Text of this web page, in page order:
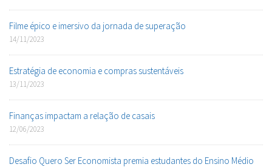
Filme épico e imersivo da jornada de superação
14/11/2023
Estratégia de economia e compras sustentáveis
13/11/2023
Finanças impactam a relação de casais
12/06/2023
Desafio Quero Ser Economista premia estudantes do Ensino Médio